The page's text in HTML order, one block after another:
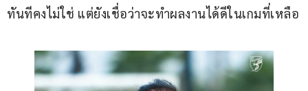
ทันทีคงไม่ใช่ แต่ยังเชื่อว่าจะทำผลงานได้ดีในเกมที่เหลือ